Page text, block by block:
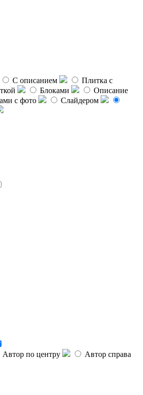
С описанием
Плитка с
Блоками
Описание
с фото
Слайдером
Автор по центру
Автор справа